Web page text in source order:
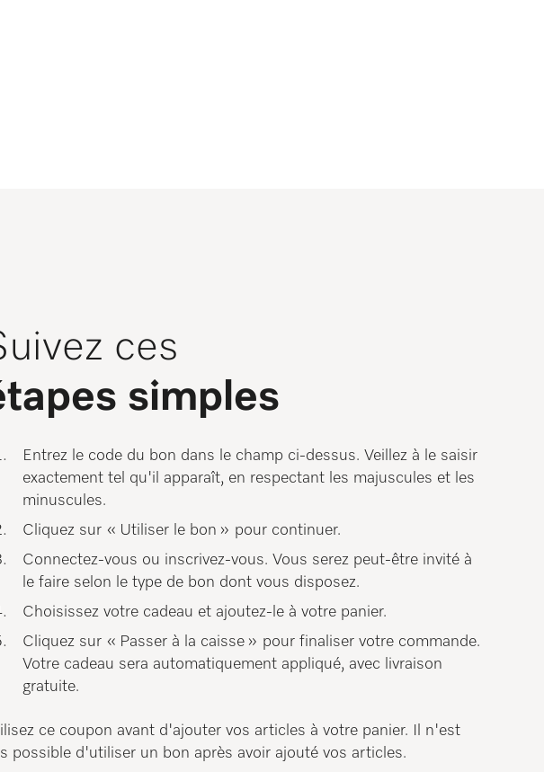
ces
simples
Entrez le code du bon dans le champ ci-dessus. Veillez à le saisir
exactement tel qu'il apparaît, en respectant les majuscules et les
minuscules.
Cliquez sur « Utiliser le bon » pour continuer.
Connectez-vous ou inscrivez-vous. Vous serez peut-être invité à
le faire selon le type de bon dont vous disposez.
Choisissez votre cadeau et ajoutez-le à votre panier.
Cliquez sur « Passer à la caisse » pour finaliser votre commande.
Votre cadeau sera automatiquement appliqué, avec livraison
gratuite.
ce coupon avant d'ajouter vos articles à votre panier. Il n'est
possible d'utiliser un bon après avoir ajouté vos articles.